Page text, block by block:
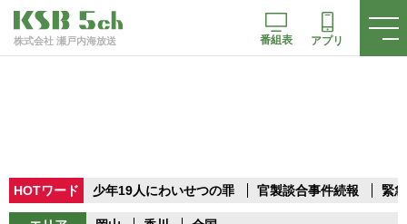
株式会社 瀬戸内海放送 番組表 アプリ
HOTワード 少年19人にわいせつの罪 官製談合事件続報 緊